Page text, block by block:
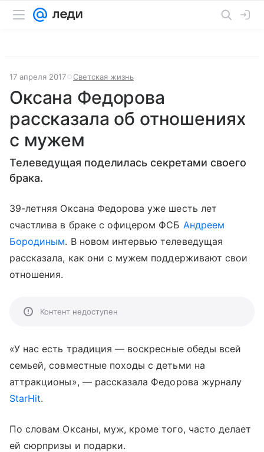
17 апреля 2017 Светская жизнь
Оксана Федорова
рассказала об отношениях
с мужем
Телеведущая поделилась секретами своего
брака.
39-летняя Оксана Федорова уже шесть лет
счастлива в браке с офицером ФСБ Андреем
Бородиным. В новом интервью телеведущая
рассказала, как они с мужем поддерживают свои
отношения.
Контент недоступен
«У нас есть традиция— воскресные обеды всей
семьей, совместные походы с детьми на
аттракционы», —рассказала Федорова журналу
StarHit.
По словам Оксаны, муж, кроме того, часто делает
ей сюрпризы и подарки.